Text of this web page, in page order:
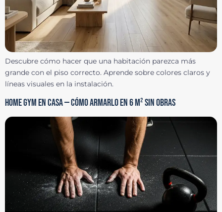
Descubre cómo hacer que una habitación parezca más
grande con el piso correcto. Aprende sobre colores claros y
líneas visuales en la instalación.
HOME GYM EN CASA — CÓMO ARMARLO EN 6 M² SIN OBRAS